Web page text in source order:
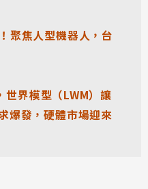
聚焦人型機器人，台
世界模型（LWM）讓
爆發，硬體市場迎來